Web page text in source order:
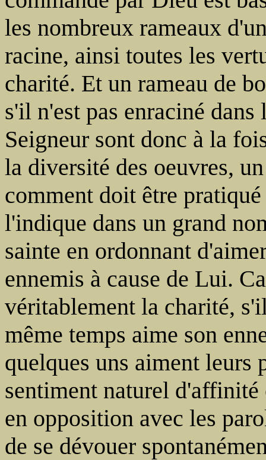
les nombreux rameaux
racine, ainsi toutes les
charité. Et un rameau de
s'il n'est pas enraciné
Seigneur sont donc à la
la diversité des oeuvres,
comment doit être
l'indique dans un grand
sainte en ordonnant
ennemis à cause de Lui.
véritablement la charité,
même temps aime son
quelques uns aiment leurs
sentiment naturel d'affinité
en opposition avec les
de se dévouer